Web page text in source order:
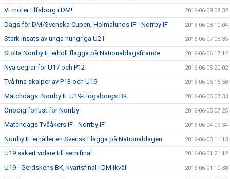
Vi möter Elfsborg i DM! 2016-06-09 08:32
Dags för DM/Svenska Cupen, Holmalunds IF - Norrby IF 2016-06-08 10:04
Stark insats av unga hungriga U21 2016-06-07 08:35
Stolta Norrby IF erhöll flagga på Nationaldagsfirande 2016-06-06 17:12
Nya segrar för U17 och P12 2016-06-05 20:02
Två fina skalper av P13 och U19 2016-06-05 16:58
Matchdags: Norrby IF U19-Högaborgs BK 2016-06-05 07:33
Onödig förlust för Norrby 2016-06-05 07:25
Matchdags Tvååkers IF - Norrby IF 2016-06-04 09:34
Norrby IF erhåller en Svensk Flagga på Nationaldagen. 2016-06-03 11:13
U19 säkert vidare till semifinal 2016-06-01 21:12
U19 - Gerdskens BK, kvartsfinal i DM ikväll 2016-06-01 10:38